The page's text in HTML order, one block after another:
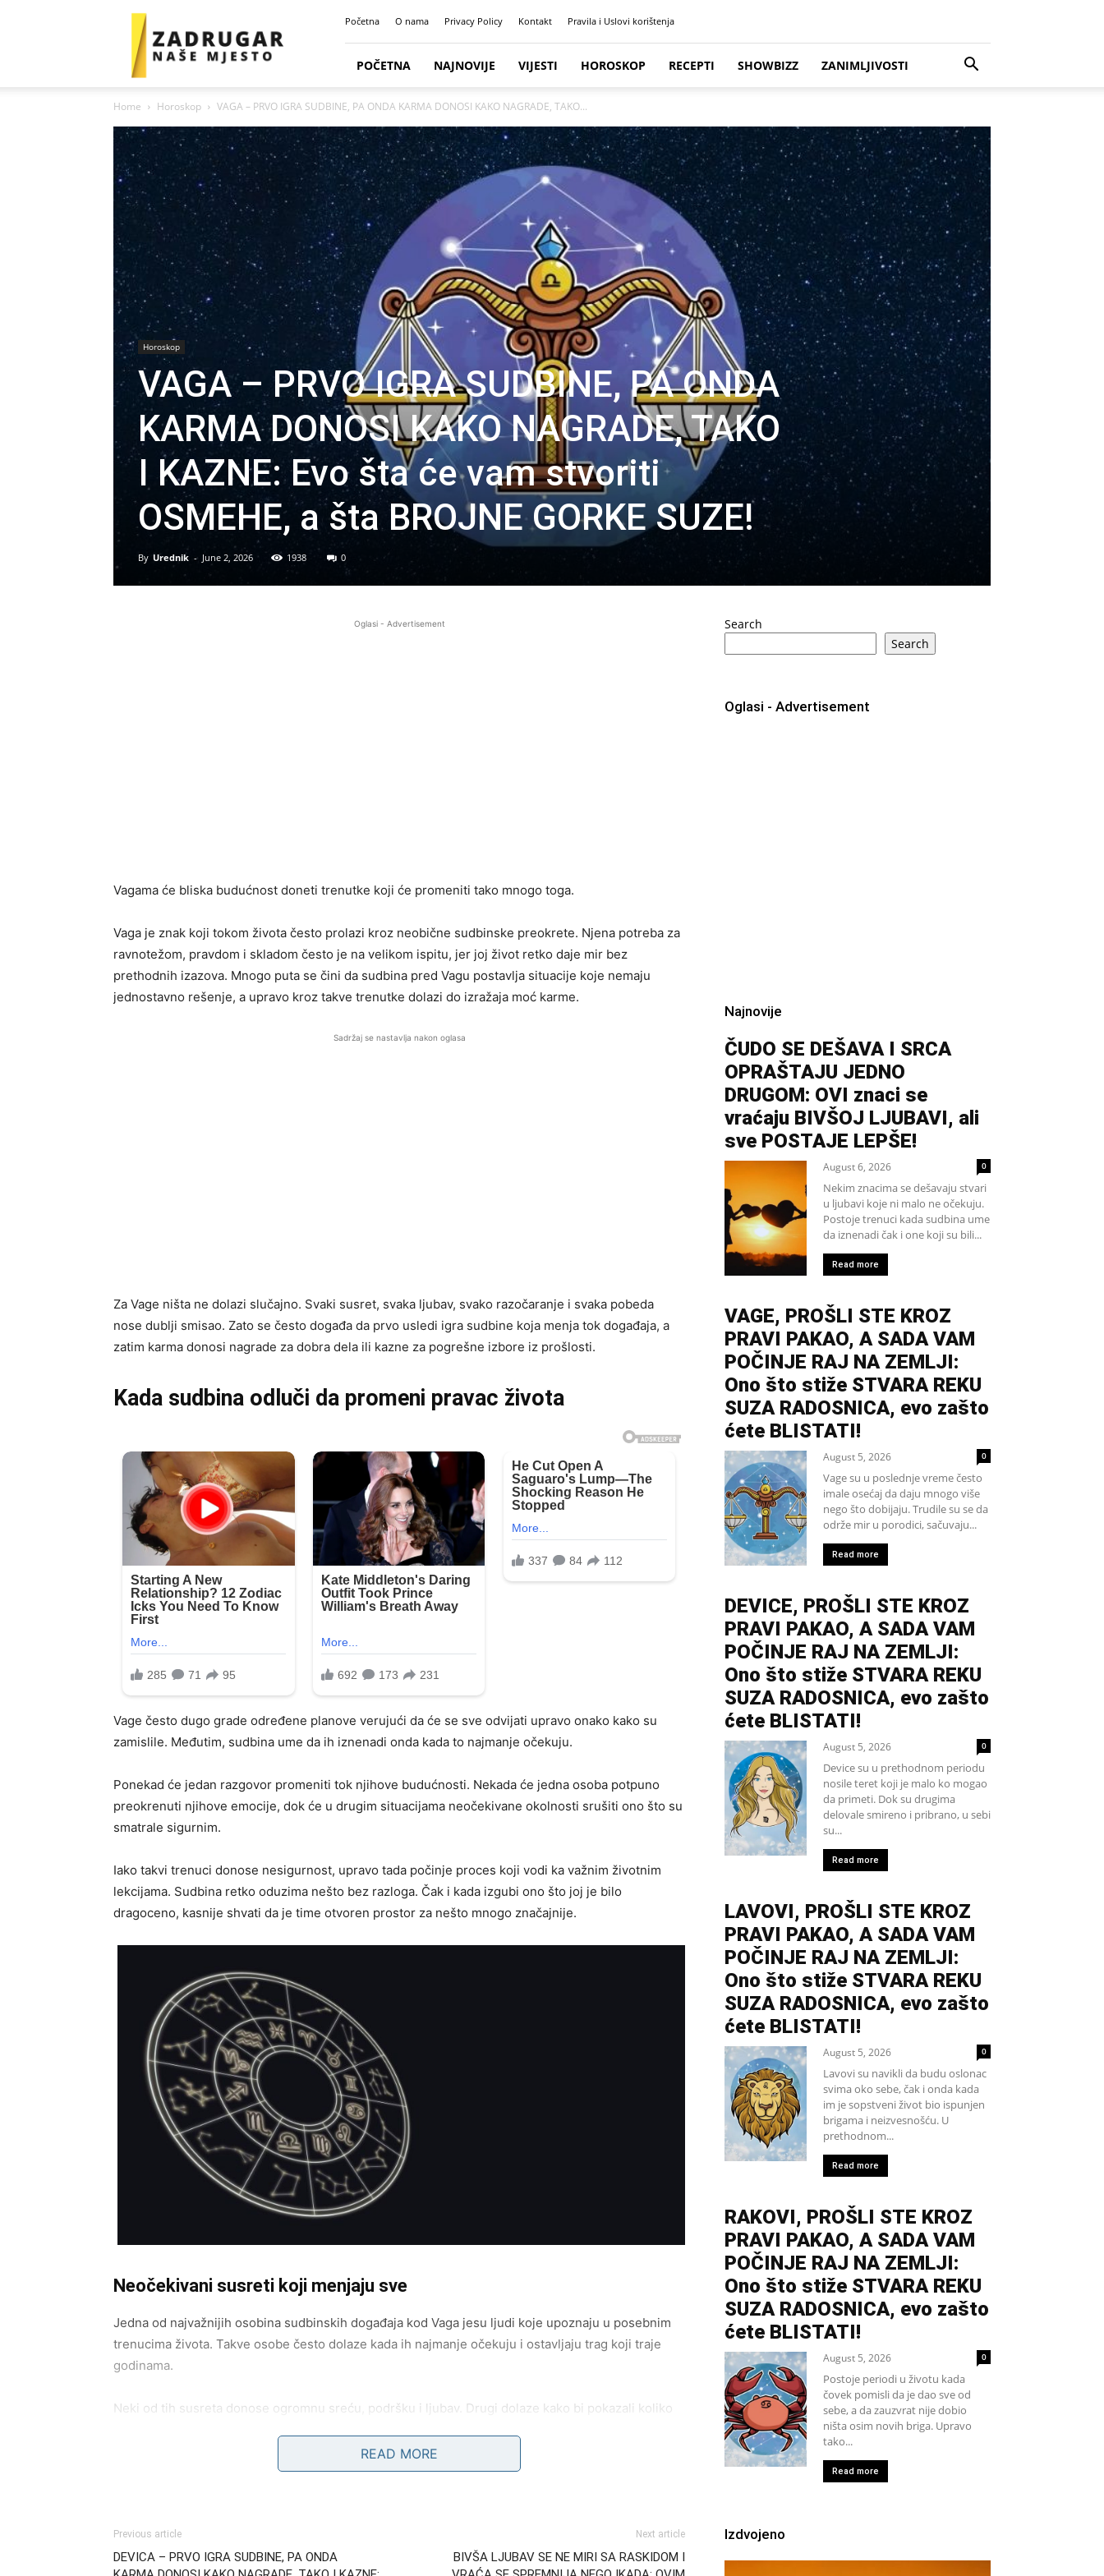
Zadrugar
Početna O nama Privacy Policy Kontakt Pravila i Uslovi korištenja
POČETNA NAJNOVIJE VIJESTI HOROSKOP RECEPTI SHOWBIZZ ZANIMLJIVOSTI
Home Horoskop VAGA – PRVO IGRA SUDBINE, PA ONDA KARMA DONOSI KAKO NAGRADE, TAKO...
Horoskop
VAGA – PRVO IGRA SUDBINE, PA ONDA
KARMA DONOSI KAKO NAGRADE, TAKO
I KAZNE: Evo šta će vam stvoriti
OSMEHE, a šta BROJNE GORKE SUZE!
By Urednik - June 2, 2026 1938 0
Oglasi - Advertisement
Vagama će bliska budućnost doneti trenutke koji će promeniti tako mnogo toga.
Vaga je znak koji tokom života često prolazi kroz neobične sudbinske preokrete. Njena potreba za
ravnotežom, pravdom i skladom često je na velikom ispitu, jer joj život retko daje mir bez
prethodnih izazova. Mnogo puta se čini da sudbina pred Vagu postavlja situacije koje nemaju
jednostavno rešenje, a upravo kroz takve trenutke dolazi do izražaja moć karme.
Sadržaj se nastavlja nakon oglasa
Za Vage ništa ne dolazi slučajno. Svaki susret, svaka ljubav, svako razočaranje i svaka pobeda
nose dublji smisao. Zato se često događa da prvo usledi igra sudbine koja menja tok događaja, a
zatim karma donosi nagrade za dobra dela ili kazne za pogrešne izbore iz prošlosti.
Kada sudbina odluči da promeni pravac života
Vage često dugo grade određene planove verujući da će se sve odvijati upravo onako kako su
zamislile. Međutim, sudbina ume da ih iznenadi onda kada to najmanje očekuju.
Ponekad će jedan razgovor promeniti tok njihove budućnosti. Nekada će jedna osoba potpuno
preokrenuti njihove emocije, dok će u drugim situacijama neočekivane okolnosti srušiti ono što su
smatrale sigurnim.
Iako takvi trenuci donose nesigurnost, upravo tada počinje proces koji vodi ka važnim životnim
lekcijama. Sudbina retko oduzima nešto bez razloga. Čak i kada izgubi ono što joj je bilo
dragoceno, kasnije shvati da je time otvoren prostor za nešto mnogo značajnije.
Neočekivani susreti koji menjaju sve
Jedna od najvažnijih osobina sudbinskih događaja kod Vaga jesu ljudi koje upoznaju u posebnim
trenucima života. Takve osobe često dolaze kada ih najmanje očekuju i ostavljaju trag koji traje
godinama.
Neki od tih susreta donose ogromnu sreću, podršku i ljubav. Drugi dolaze kako bi pokazali koliko
saslušaju, pomognu i pruže podršku ostavlja snažan trag u životima mnogih ljudi.
READ MORE
Previous article
DEVICA – PRVO IGRA SUDBINE, PA ONDA
Next article
BIVŠA LJUBAV SE NE MIRI SA RASKIDOM I
Search
Search
Oglasi - Advertisement
Najnovije
ČUDO SE DEŠAVA I SRCA
OPRAŠTAJU JEDNO
DRUGOM: OVI znaci se
vraćaju BIVŠOJ LJUBAVI, ali
sve POSTAJE LEPŠE!
August 6, 2026 0
Nekim znacima se dešavaju stvari
u ljubavi koje ni malo ne očekuju.
Postoje trenuci kada sudbina ume
da iznenadi čak i one koji su bili...
Read more
VAGE, PROŠLI STE KROZ
PRAVI PAKAO, A SADA VAM
POČINJE RAJ NA ZEMLJI:
Ono što stiže STVARA REKU
SUZA RADOSNICA, evo zašto
ćete BLISTATI!
August 5, 2026 0
Vage su u poslednje vreme često
imale osećaj da daju mnogo više
nego što dobijaju. Trudile su se da
održe mir u porodici, sačuvaju...
Read more
DEVICE, PROŠLI STE KROZ
PRAVI PAKAO, A SADA VAM
POČINJE RAJ NA ZEMLJI:
Ono što stiže STVARA REKU
SUZA RADOSNICA, evo zašto
ćete BLISTATI!
August 5, 2026 0
Device su u prethodnom periodu
nosile teret koji je malo ko mogao
da primeti. Dok su drugima
delovale smireno i pribrano, u sebi
su...
Read more
LAVOVI, PROŠLI STE KROZ
PRAVI PAKAO, A SADA VAM
POČINJE RAJ NA ZEMLJI:
Ono što stiže STVARA REKU
SUZA RADOSNICA, evo zašto
ćete BLISTATI!
August 5, 2026 0
Lavovi su navikli da budu oslonac
svima oko sebe, čak i onda kada
im je sopstveni život bio ispunjen
brigama i neizvesnošću. U
prethodnom...
Read more
RAKOVI, PROŠLI STE KROZ
PRAVI PAKAO, A SADA VAM
POČINJE RAJ NA ZEMLJI:
Ono što stiže STVARA REKU
SUZA RADOSNICA, evo zašto
ćete BLISTATI!
August 5, 2026 0
Postoje periodi u životu kada
čovek pomisli da je dao sve od
sebe, a da zauzvrat nije dobio
ništa osim novih briga. Upravo
tako...
Read more
Izdvojeno